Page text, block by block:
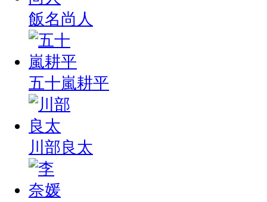
飯名尚人
五十嵐耕平
川部良太